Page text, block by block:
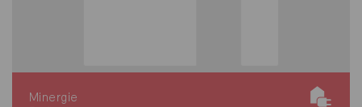
Minergie